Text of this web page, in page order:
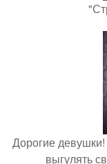
Дорогие
выгулять